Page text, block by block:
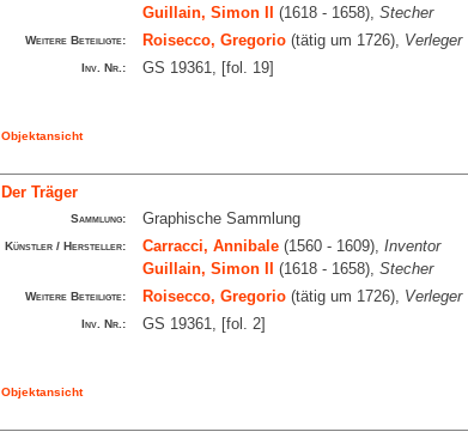
Guillain, Simon II
(1618 - 1658), Stecher
Weitere Beteiligte: Roisecco, Gregorio(tätig um 1726), Verleger
Inv. Nr.: GS 19361, [fol. 19]
Objektansicht
Der Träger
Sammlung: Graphische Sammlung
Künstler / Hersteller: Carracci, Annibale(1560 - 1609), Inventor
Guillain, Simon II
(1618 - 1658), Stecher
Weitere Beteiligte: Roisecco, Gregorio(tätig um 1726), Verleger
Inv. Nr.: GS 19361, [fol. 2]
Objektansicht